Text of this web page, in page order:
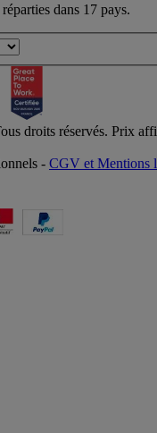
dans 17 pays.
droits réservés. Prix
- CGV et Mentions